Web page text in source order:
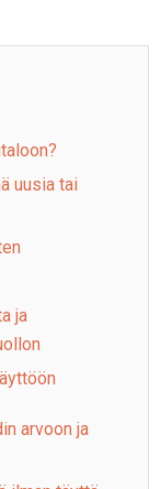
uusia tai
ja
arvoon ja